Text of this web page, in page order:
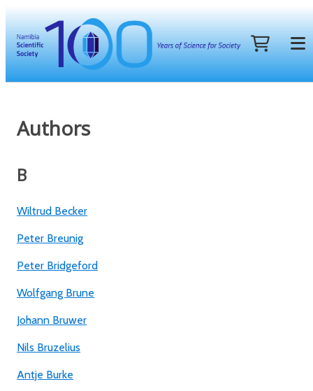
Authors
B
Wiltrud Becker
Peter Breunig
Peter Bridgeford
Wolfgang Brune
Johann Bruwer
Nils Bruzelius
Antje Burke